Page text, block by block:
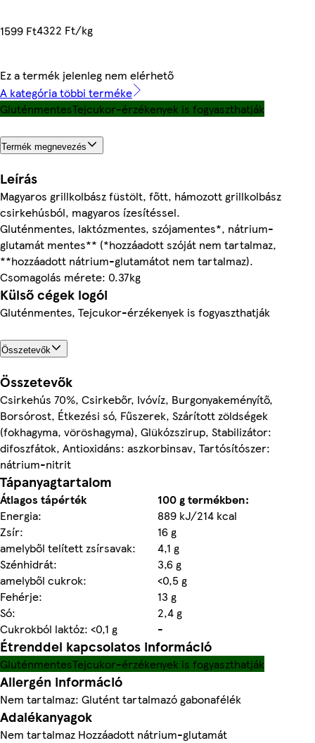
1599 Ft4322 Ft/kg
Ez a termék jelenleg nem elérhető
A kategória többi terméke
GluténmentesTejcukor-érzékenyek is fogyaszthatják
Termék megnevezés
Leírás
Magyaros grillkolbász füstölt, főtt, hámozott grillkolbász
csirkehúsból, magyaros ízesítéssel.
Gluténmentes, laktózmentes, szójamentes*, nátrium-
glutamát mentes** (*hozzáadott szóját nem tartalmaz,
**hozzáadott nátrium-glutamátot nem tartalmaz).
Csomagolás mérete: 0.37kg
Külső cégek logói
Gluténmentes, Tejcukor-érzékenyek is fogyaszthatják
Összetevők
Összetevők
Csirkehús 70%, Csirkebőr, Ivóvíz, Burgonyakeményítő,
Borsórost, Étkezési só, Fűszerek, Szárított zöldségek
(fokhagyma, vöröshagyma), Glükózszirup, Stabilizátor:
difoszfátok, Antioxidáns: aszkorbinsav, Tartósítószer:
nátrium-nitrit
Tápanyagtartalom
Átlagos tápérték
100 g termékben:
Energia:
889 kJ/214 kcal
Zsír:
16 g
amelyből telített zsírsavak:
4,1 g
Szénhidrát:
3,6 g
amelyből cukrok:
<0,5 g
Fehérje:
13 g
Só:
2,4 g
Cukrokból laktóz: <0,1 g
-
Étrenddel kapcsolatos információ
GluténmentesTejcukor-érzékenyek is fogyaszthatják
Allergén információ
Nem tartalmaz: Glutént tartalmazó gabonafélék
Adalékanyagok
Nem tartalmaz Hozzáadott nátrium-glutamát